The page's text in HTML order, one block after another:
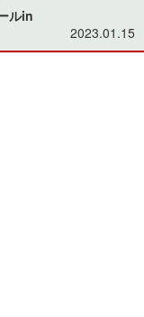
ルin
2023.01.15